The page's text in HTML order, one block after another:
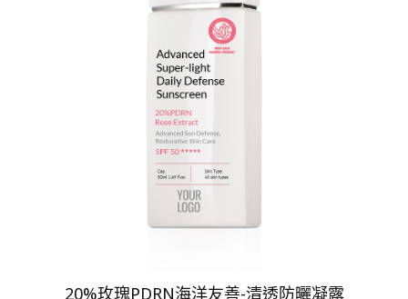
20%玫瑰PDRN海洋友善-清透防曬凝露